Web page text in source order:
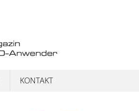
KONTAKT